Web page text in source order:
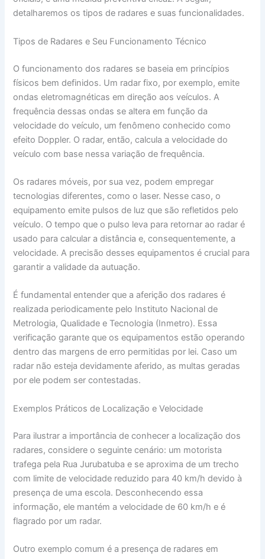
detalharemos os tipos de radares e suas funcionalidades.
Tipos de Radares e Seu Funcionamento Técnico
O funcionamento dos radares se baseia em princípios
físicos bem definidos. Um radar fixo, por exemplo, emite
ondas eletromagnéticas em direção aos veículos. A
frequência dessas ondas se altera em função da
velocidade do veículo, um fenômeno conhecido como
efeito Doppler. O radar, então, calcula a velocidade do
veículo com base nessa variação de frequência.
Os radares móveis, por sua vez, podem empregar
tecnologias diferentes, como o laser. Nesse caso, o
equipamento emite pulsos de luz que são refletidos pelo
veículo. O tempo que o pulso leva para retornar ao radar é
usado para calcular a distância e, consequentemente, a
velocidade. A precisão desses equipamentos é crucial para
garantir a validade da autuação.
É fundamental entender que a aferição dos radares é
realizada periodicamente pelo Instituto Nacional de
Metrologia, Qualidade e Tecnologia (Inmetro). Essa
verificação garante que os equipamentos estão operando
dentro das margens de erro permitidas por lei. Caso um
radar não esteja devidamente aferido, as multas geradas
por ele podem ser contestadas.
Exemplos Práticos de Localização e Velocidade
Para ilustrar a importância de conhecer a localização dos
radares, considere o seguinte cenário: um motorista
trafega pela Rua Jurubatuba e se aproxima de um trecho
com limite de velocidade reduzido para 40 km/h devido à
presença de uma escola. Desconhecendo essa
informação, ele mantém a velocidade de 60 km/h e é
flagrado por um radar.
Outro exemplo comum é a presença de radares em